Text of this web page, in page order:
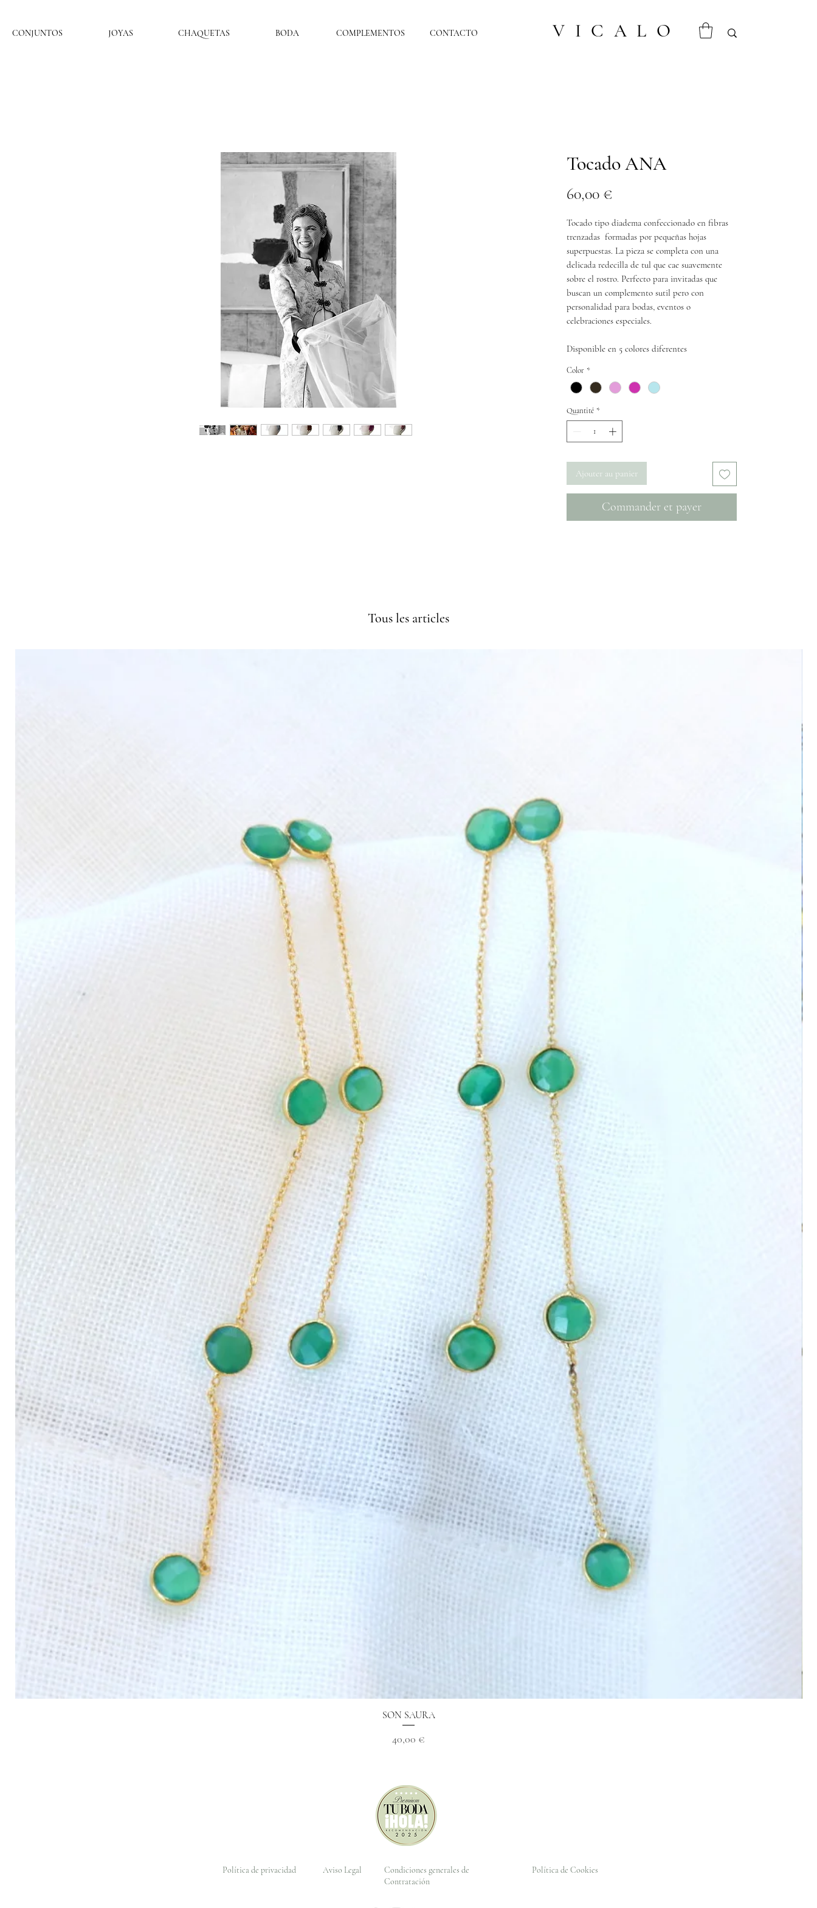
CONJUNTOS JOYAS CHAQUETAS BODA COMPLEMENTOS CONTACTO VICALO
Tocado ANA
60,00 €
Tocado tipo diadema confeccionado en fibras
trenzadas formadas por pequeñas hojas
superpuestas. La pieza se completa con una
delicada redecilla de tul que cae suavemente
sobre el rostro. Perfecto para invitadas que
buscan un complemento sutil pero con
personalidad para bodas, eventos o
celebraciones especiales.
Disponible en 5 colores diferentes
Color *
Quantité *
Ajouter au panier
Commander et payer
Tous les articles
Aperçu rapide
SON SAURA
Prix
40,00 €
Política de privacidad Aviso Legal
Condiciones generales de
Contratación
Política de Cookies